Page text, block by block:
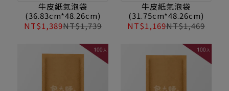
感、自貼封口即撕即用、
氣泡飽滿降低產品損壞風
險，有效保護文件寄送
牛皮紙氣泡袋
(36.83cm*48.26cm)
NT$1,389NT$1,739
感、自貼封口即撕即用、
氣泡飽滿降低產品損壞風
險，有效保護文件寄送
牛皮紙氣泡袋
(31.75cm*48.26cm)
NT$1,169NT$1,469